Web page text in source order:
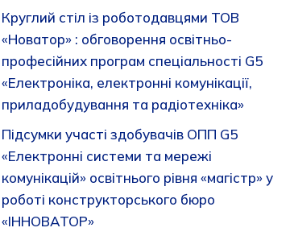
Круглий стіл із роботодавцями ТОВ
«Новатор» : обговорення освітньо-
професійних програм спеціальності G5
«Електроніка, електронні комунікації,
приладобудування та радіотехніка»
Підсумки участі здобувачів ОПП G5
«Електронні системи та мережі
комунікацій» освітнього рівня «магістр» у
роботі конструкторського бюро
«ІННОВАТОР»